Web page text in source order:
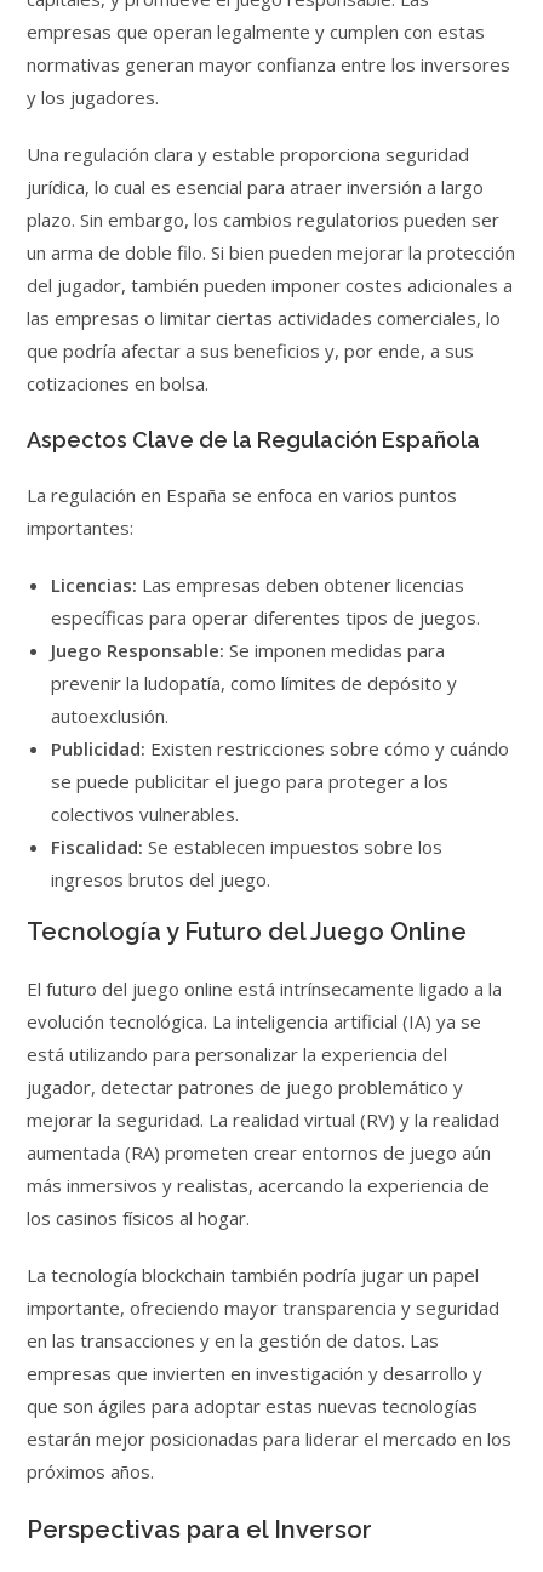
empresas que operan legalmente y cumplen con estas
normativas generan mayor confianza entre los inversores
y los jugadores.
Una regulación clara y estable proporciona seguridad
jurídica, lo cual es esencial para atraer inversión a largo
plazo. Sin embargo, los cambios regulatorios pueden ser
un arma de doble filo. Si bien pueden mejorar la protección
del jugador, también pueden imponer costes adicionales a
las empresas o limitar ciertas actividades comerciales, lo
que podría afectar a sus beneficios y, por ende, a sus
cotizaciones en bolsa.
Aspectos Clave de la Regulación Española
La regulación en España se enfoca en varios puntos
importantes:
Licencias: Las empresas deben obtener licencias
específicas para operar diferentes tipos de juegos.
Juego Responsable: Se imponen medidas para
prevenir la ludopatía, como límites de depósito y
autoexclusión.
Publicidad: Existen restricciones sobre cómo y cuándo
se puede publicitar el juego para proteger a los
colectivos vulnerables.
Fiscalidad: Se establecen impuestos sobre los
ingresos brutos del juego.
Tecnología y Futuro del Juego Online
El futuro del juego online está intrínsecamente ligado a la
evolución tecnológica. La inteligencia artificial (IA) ya se
está utilizando para personalizar la experiencia del
jugador, detectar patrones de juego problemático y
mejorar la seguridad. La realidad virtual (RV) y la realidad
aumentada (RA) prometen crear entornos de juego aún
más inmersivos y realistas, acercando la experiencia de
los casinos físicos al hogar.
La tecnología blockchain también podría jugar un papel
importante, ofreciendo mayor transparencia y seguridad
en las transacciones y en la gestión de datos. Las
empresas que invierten en investigación y desarrollo y
que son ágiles para adoptar estas nuevas tecnologías
estarán mejor posicionadas para liderar el mercado en los
próximos años.
Perspectivas para el Inversor